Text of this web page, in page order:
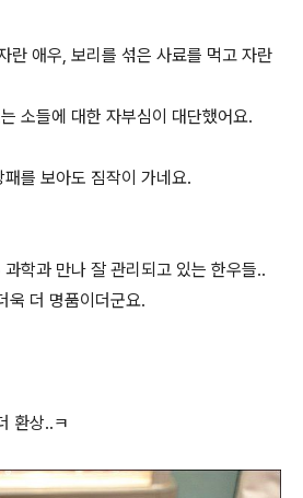
란 애우, 보리를 섞은 사료를 먹고 자란
소들에 대한 자부심이 대단했어요.
를 보아도 짐작이 가네요.
학과 만나 잘 관리되고 있는 한우들..
욱 더 명품이더군요.
환상..ㅋ